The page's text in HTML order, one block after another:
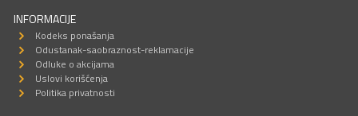
INFORMACIJE
Kodeks ponašanja
Odustanak-saobraznost-reklamacije
Odluke o akcijama
Uslovi korišćenja
Politika privatnosti